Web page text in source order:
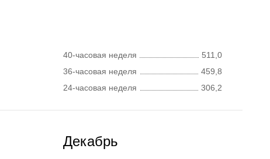
40-часовая неделя
511,0
36-часовая неделя
459,8
24-часовая неделя
306,2
Декабрь